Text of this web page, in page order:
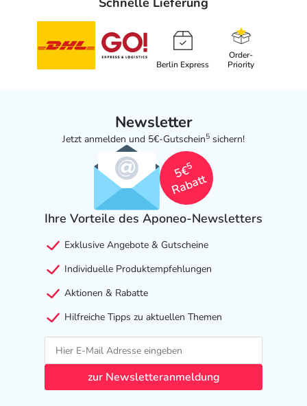
Berlin Express
Order-
Priority
Newsletter
Jetzt anmelden und 5€-Gutschein5 sichern!
5€
5
Rabatt
Ihre Vorteile des Aponeo-Newsletters
Exklusive Angebote & Gutscheine
Individuelle Produktempfehlungen
Aktionen & Rabatte
Hilfreiche Tipps zu aktuellen Themen
zur Newsletteranmeldung